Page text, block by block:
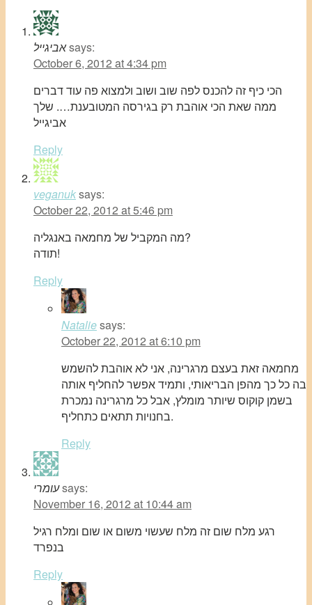
אביגיילsays:
October 6, 2012 at 4:34 pm
הכי כיף זה להכנס לפה שוב ושוב ולמצוא פה עוד דברים
ממה שאת הכי אוהבת רק בגירסה המטובענת…. שלך
אביגייל
Reply
veganuksays:
October 22, 2012 at 5:46 pm
מה המקביל של מחמאה באנגליה?
תודה!
Reply
Nataliesays:
October 22, 2012 at 6:10 pm
מחמאה זאת בעצם מרגרינה, אני לא אוהבת להשמש
בה כל כך מהפן הבריאותי, ותמיד אפשר להחליף אותה
בשמן קוקוס שיותר מומלץ, אבל כל מרגרינה נמכרת
בחנויות תתאים כתחליף.
Reply
עומריsays:
November 16, 2012 at 10:44 am
רגע מלח שום זה מלח שעשוי משום או שום ומלח רגיל
בנפרד
Reply